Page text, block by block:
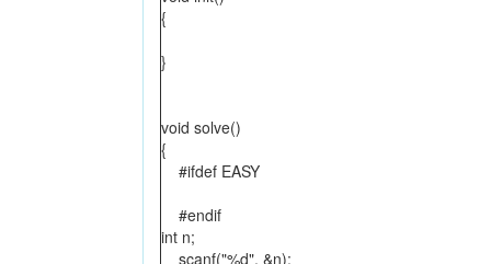
{
}
void solve()
{
#ifdef EASY
#endif
int n;
scanf("%d", &n);